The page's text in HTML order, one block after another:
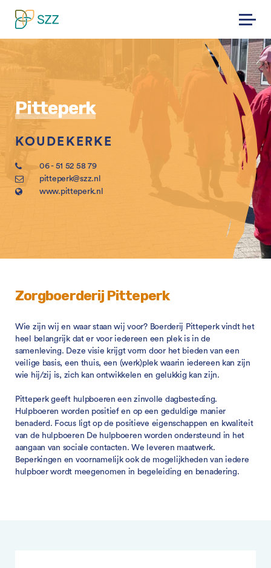
content
Pitteperk
KOUDEKERKE
06 - 51 52 58 79
pitteperk@szz.nl
www.pitteperk.nl
Zorgboerderij Pitteperk
Wie zijn wij en waar staan wij voor? Boerderij Pitteperk vindt het
heel belangrijk dat er voor iedereen een plek is in de
samenleving. Deze visie krijgt vorm door het bieden van een
veilige basis, een thuis, een (werk)plek waarin iedereen kan zijn
wie hij/zij is, zich kan ontwikkelen en gelukkig kan zijn.
Pitteperk geeft hulpboeren een zinvolle dagbesteding.
Hulpboeren worden positief en op een geduldige manier
benaderd. Focus ligt op de positieve eigenschappen en kwaliteit
van de hulpboeren De hulpboeren worden ondersteund in het
aangaan van sociale contacten. We leveren maatwerk.
Beperkingen en voornamelijk ook de mogelijkheden van iedere
hulpboer wordt meegenomen in begeleiding en benadering.